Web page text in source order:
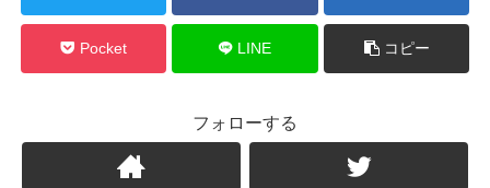
Pocket LINE コピー
フォローする